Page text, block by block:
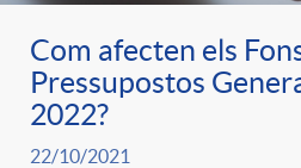
e
n
i
e
F
i
n
t
Com afecten els
Pressupostos
2022?
22/10/2021